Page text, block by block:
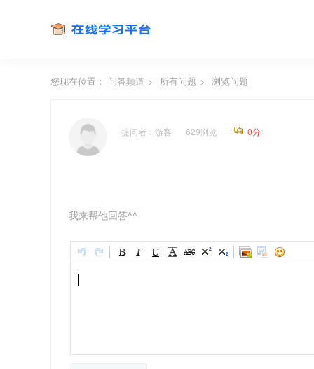
您现在位置： 问答频道 > 所有问题 > 浏览问题
提问者： 游客 629浏览 0分
我来帮他回答^^